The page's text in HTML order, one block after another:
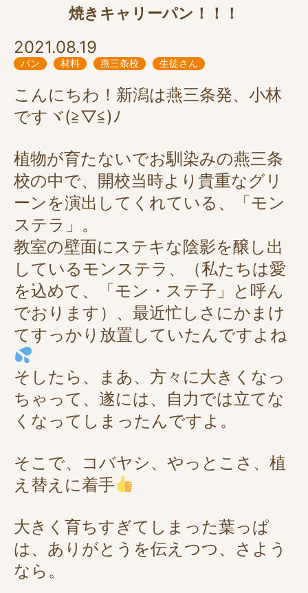
焼きキャリーパン！！！
2021.08.19
パン 材料 燕三条校 生徒さん
こんにちわ！新潟は燕三条発、小林
ですヾ(≧▽≦)ﾉ
植物が育たないでお馴染みの燕三条
校の中で、開校当時より貴重なグリ
ーンを演出してくれている、「モン
ステラ」。
教室の壁面にステキな陰影を醸し出
しているモンステラ、（私たちは愛
を込めて、「モン・ステ子」と呼ん
でおります）、最近忙しさにかまけ
てすっかり放置していたんですよね
そしたら、まあ、方々に大きくなっ
ちゃって、遂には、自力では立てな
くなってしまったんですよ。
そこで、コバヤシ、やっとこさ、植
え替えに着手
大きく育ちすぎてしまった葉っぱ
は、ありがとうを伝えつつ、さよう
なら。